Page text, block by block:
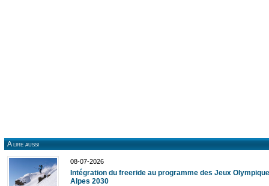
A lire aussi
08-07-2026
Intégration du freeride au programme des Jeux
Alpes 2030